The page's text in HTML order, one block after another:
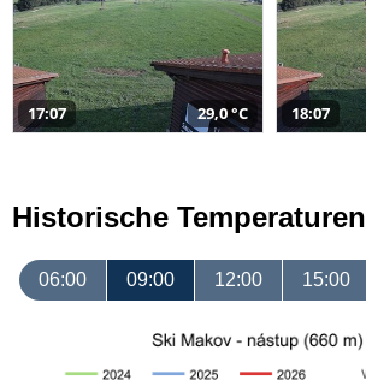
17:07 29,0 °C 18:07
Historische Temperaturen
06:00 09:00 12:00 15:00